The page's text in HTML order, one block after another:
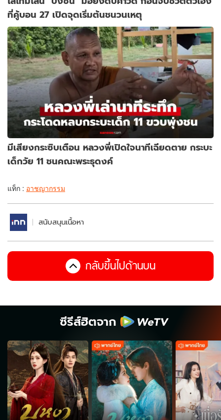
ที่คู้บอน 27 เปิดจุดเริ่มต้นชนวนเหตุ
มีเสียงกระซิบเตือน หลวงพี่เปิดใจนาทีเฉียดตาย กระบะ
เด็กวัย 11 ชนคณะพระธุดงค์
แท็ก : อาชญากรรม
สนับสนุนเนื้อหา
กลับขึ้นไปด้านบน
ซีรีส์ฮิตจาก